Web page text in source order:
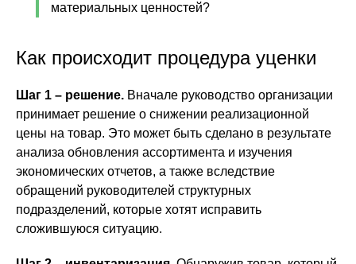
материальных ценностей?
Как происходит процедура уценки
Шаг 1 – решение. Вначале руководство организации
принимает решение о снижении реализационной
цены на товар. Это может быть сделано в результате
анализа обновления ассортимента и изучения
экономических отчетов, а также вследствие
обращений руководителей структурных
подразделений, которые хотят исправить
сложившуюся ситуацию.